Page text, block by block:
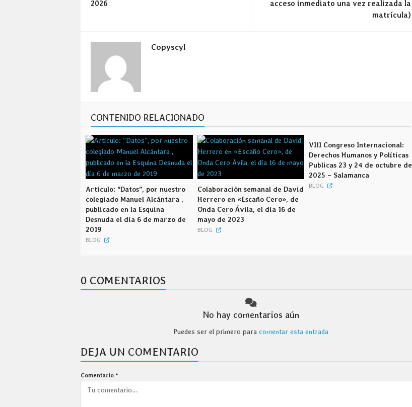
2026
acceso inmediato una vez realizada la
matrícula)
Copyscyl
CONTENIDO RELACIONADO
Artículo: “Datos”, por nuestro
colegiado Manuel Alcántara ,
publicado en la Esquina
Desnuda el día 6 de marzo de
2019
BLOG
Colaboración semanal de David
Herrero en «Escaño Cero», de
Onda Cero Ávila, el día 16 de
mayo de 2023
BLOG
VIII Congreso Internacional:
Derechos Humanos y Políticas
Publicas 23 y 24 de octubre de
2025 – Salamanca
BLOG
0 COMENTARIOS
No hay comentarios aún
Puedes ser el primero para comentar esta entrada
DEJA UN COMENTARIO
Comentario *